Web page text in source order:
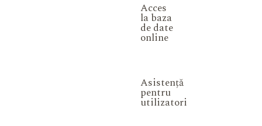
Acces
la baza
de date
online
Asistență
pentru
utilizatori